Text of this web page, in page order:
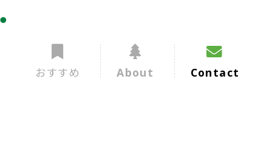
おすすめ About Contact